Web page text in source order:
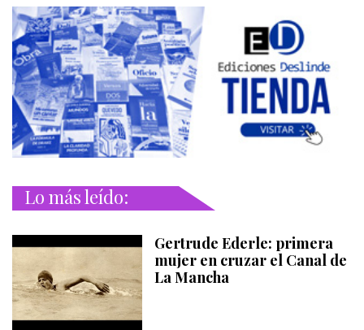
Lo más leído:
Gertrude Ederle: primera
mujer en cruzar el Canal de
La Mancha